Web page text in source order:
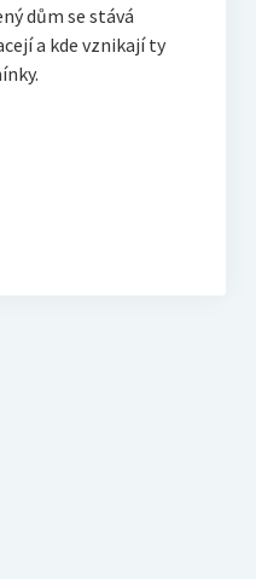
dům se stává
a kde vznikají ty